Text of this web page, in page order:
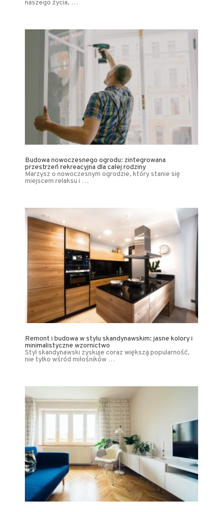
naszego życia, …
Budowa nowoczesnego ogrodu: zintegrowana
przestrzeń rekreacyjna dla całej rodziny
Marzysz o nowoczesnym ogrodzie, który stanie się
miejscem relaksu i …
Remont i budowa w stylu skandynawskim: jasne kolory i
minimalistyczne wzornictwo
Styl skandynawski zyskuje coraz większą popularność,
nie tylko wśród miłośników …